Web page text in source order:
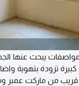
يبحث عنها
تزودة بتهوية
قريب من ماركت